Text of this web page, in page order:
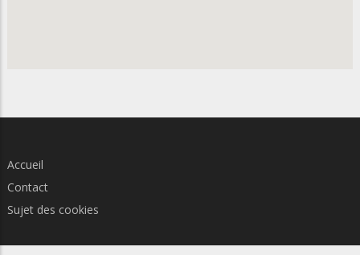
Accueil
Contact
Sujet des cookies